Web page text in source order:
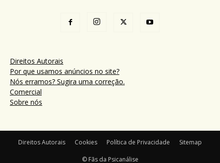
Direitos Autorais
Por que usamos anúncios no site?
Nós erramos? Sugira uma correção.
Comercial
Sobre nós
Direitos Autorais Cookies Política de Privacidade Sitemap
© Fãs da Psicanálise